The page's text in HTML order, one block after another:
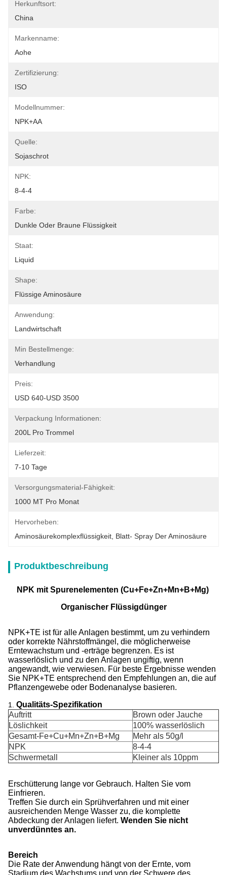
Herkunftsort:
China
Markenname:
Aohe
Zertifizierung:
ISO
Modellnummer:
NPK+AA
Quelle:
Sojaschrot
NPK:
8-4-4
Farbe:
Dunkle Oder Braune Flüssigkeit
Staat:
Liquid
Shape:
Flüssige Aminosäure
Anwendung:
Landwirtschaft
Min Bestellmenge:
Verhandlung
Preis:
USD 640-USD 3500
Verpackung Informationen:
200L Pro Trommel
Lieferzeit:
7-10 Tage
Versorgungsmaterial-Fähigkeit:
1000 MT Pro Monat
Hervorheben:
Aminosäurekomplexflüssigkeit Blatt- Spray Der Aminosäure
Produktbeschreibung
NPK mit Spurenelementen (Cu+Fe+Zn+Mn+B+Mg)
Organischer Flüssigdünger
NPK+TE ist für alle Anlagen bestimmt, um zu verhindern
oder korrekte Nährstoffmängel, die möglicherweise
Erntewachstum und -erträge begrenzen. Es ist
wasserlöslich und zu den Anlagen ungiftig, wenn
angewandt, wie verwiesen. Für beste Ergebnisse wenden
Sie NPK+TE entsprechend den Empfehlungen an, die auf
Pflanzengewebe oder Bodenanalyse basieren.
1. Qualitäts-Spezifikation
Auftritt
Brown oder Jauche
Löslichkeit
100% wasserlöslich
Gesamt-Fe+Cu+Mn+Zn+B+Mg
Mehr als 50g/l
NPK
8-4-4
Schwermetall
Kleiner als 10ppm
Erschütterung lange vor Gebrauch. Halten Sie vom
Einfrieren.
Treffen Sie durch ein Sprühverfahren und mit einer
ausreichenden Menge Wasser zu, die komplette
Abdeckung der Anlagen liefert. Wenden Sie nicht
unverdünntes an.
Bereich
Die Rate der Anwendung hängt von der Ernte, vom
Stadium des Wachstums und von der Schwere des